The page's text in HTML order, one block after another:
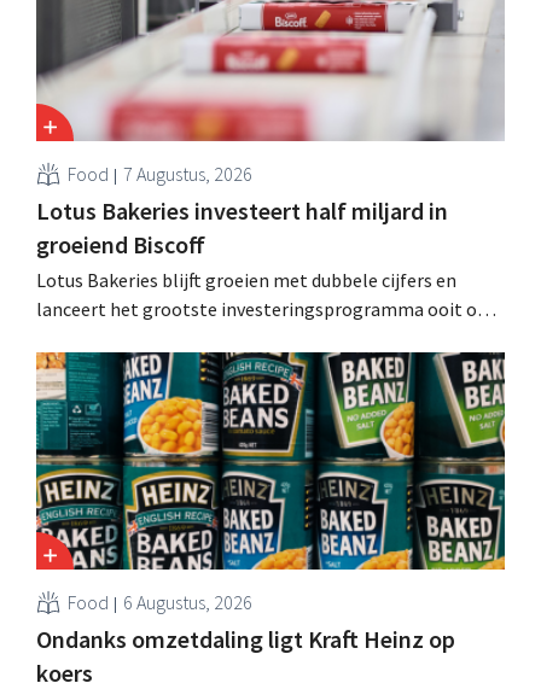
Food 7 Augustus, 2026
Lotus Bakeries investeert half miljard in
groeiend Biscoff
Lotus Bakeries blijft groeien met dubbele cijfers en
lanceert het grootste investeringsprogramma ooit om
moeten dit momentum grijpen”.
Food 6 Augustus, 2026
Ondanks omzetdaling ligt Kraft Heinz op
koers